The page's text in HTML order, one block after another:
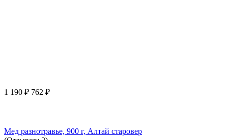
1 190 ₽ 762 ₽
Мед разнотравье, 900 г, Алтай старовер